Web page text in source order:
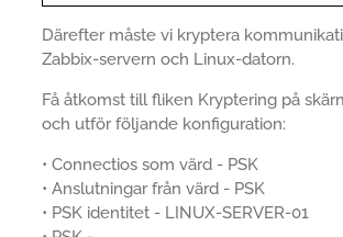
Därefter måste vi kryptera
Zabbix-servern och Linux-datorn.
Få åtkomst till fliken Kryptering på
och utför följande konfiguration:
• Connectios som värd - PSK
• Anslutningar från värd - PSK
• PSK identitet - LINUX-SERVER-01